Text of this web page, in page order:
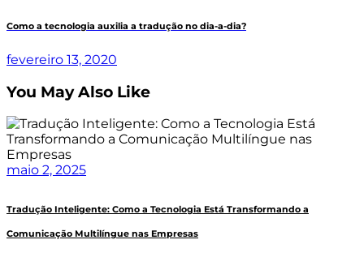
Next
Como a tecnologia auxilia a tradução no dia-a-dia?
fevereiro 13, 2020
You May Also Like
maio 2, 2025
Tradução Inteligente: Como a Tecnologia Está Transformando a
Comunicação Multilíngue nas Empresas